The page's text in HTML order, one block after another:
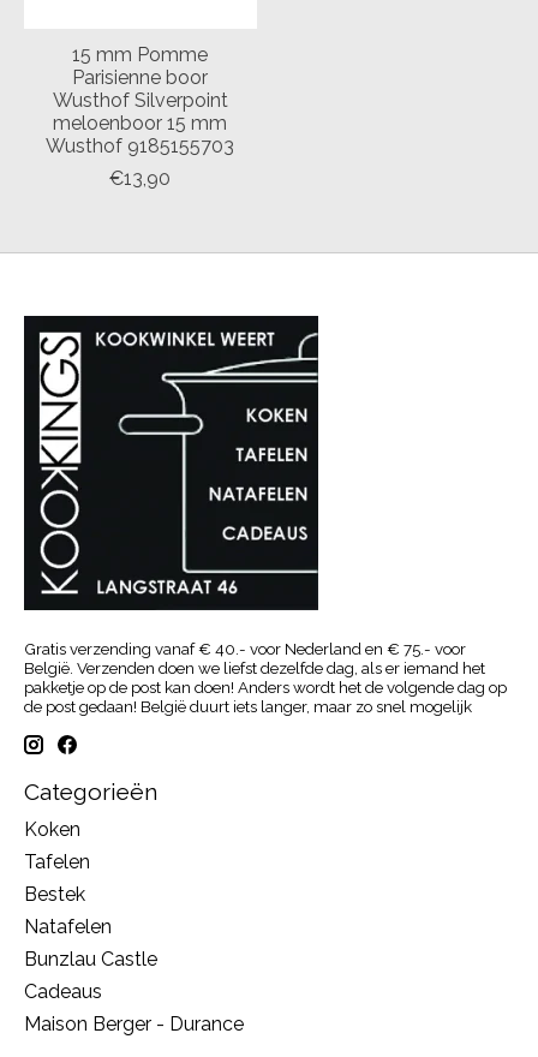
15 mm Pomme
Parisienne boor
Wusthof Silverpoint
meloenboor 15 mm
Wusthof 9185155703
€13,90
Gratis verzending vanaf € 40.- voor Nederland en € 75.- voor
België. Verzenden doen we liefst dezelfde dag, als er iemand het
pakketje op de post kan doen! Anders wordt het de volgende dag op
de post gedaan! België duurt iets langer, maar zo snel mogelijk
Categorieën
Koken
Tafelen
Bestek
Natafelen
Bunzlau Castle
Cadeaus
Maison Berger - Durance